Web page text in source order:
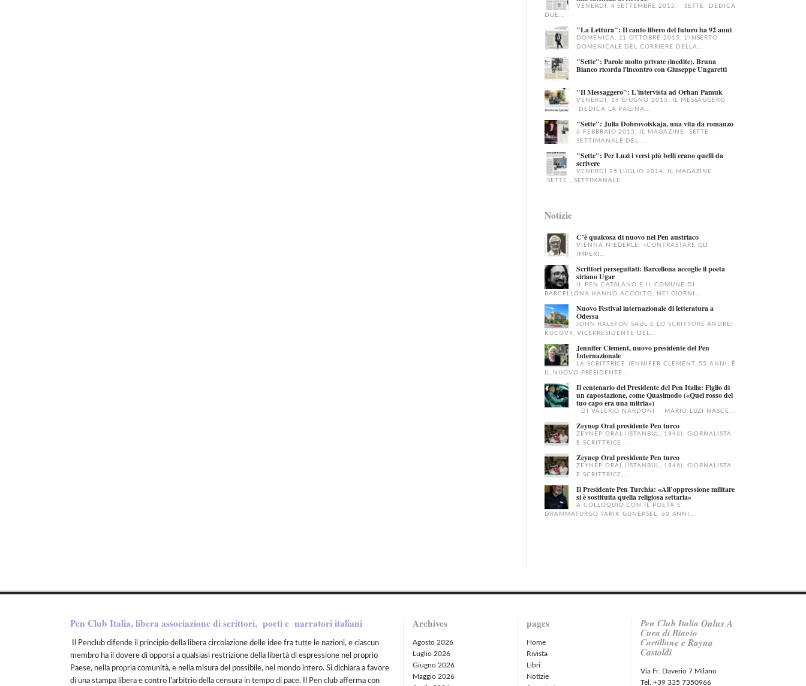
VENERDÌ, 4 SETTEMBRE 2015, SETTE DEDICA
DUE...
"La Lettura": Il canto libero del futuro ha 92 anni
DOMENICA, 11 OTTOBRE 2015, L'INSERTO
DOMENICALE DEL CORRIERE DELLA...
"Sette": Parole molto private (inedite). Bruna
Bianco ricorda l'incontro con Giuseppe Ungaretti
"Il Messaggero": L'intervista ad Orhan Pamuk
VENERDÌ, 19 GIUGNO 2015, IL MESSAGGERO
DEDICA LA PAGINA...
"Sette": Julia Dobrovolskaja, una vita da romanzo
6 FEBBRAIO 2015, IL MAGAZINE SETTE ,
SETTIMANALE DEL ...
"Sette": Per Luzi i versi più belli erano quelli da
scrivere
VENERDÌ 25 LUGLIO 2014, IL MAGAZINE
SETTE , SETTIMANALE...
Notizie
C’è qualcosa di nuovo nel Pen austriaco
VIENNA NIEDERLE: «CONTRASTARE GLI
IMPERI...
Scrittori perseguitati: Barcellona accoglie il poeta
siriano Ugar
IL PEN CATALANO E IL COMUNE DI
BARCELLONA HANNO ACCOLTO, NEI GIORNI...
Nuovo Festival internazionale di letteratura a
Odessa
JOHN RALSTON SAUL E LO SCRITTORE ANDREI
KUCOVY, VICEPRESIDENTE DEL...
Jennifer Clement, nuovo presidente del Pen
Internazionale
LA SCRITTRICE JENNIFER CLEMENT, 55 ANNI, È
IL NUOVO PRESIDENTE...
Il centenario del Presidente del Pen Italia: Figlio di
un capostazione, come Quasimodo («Quel rosso del
tuo capo era una mitria»)
DI VALERIO NARDONI MARIO LUZI NASCE...
Zeynep Oral presidente Pen turco
ZEYNEP ORAL (ISTANBUL, 1946), GIORNALISTA
E SCRITTRICE,...
Zeynep Oral presidente Pen turco
ZEYNEP ORAL (ISTANBUL, 1946), GIORNALISTA
E SCRITTRICE,...
Il Presidente Pen Turchia: «All’oppressione militare
si è sostituita quella religiosa settaria»
A COLLOQUIO CON IL POETA E
DRAMMATURGO TARIK GÜNERSEL, 60 ANNI,...
Pen Club Italia, libera associazione di scrittori, poeti e narratori italiani
Il Penclub difende il principio della libera circolazione delle idee fra tutte le nazioni, e ciascun
membro ha il dovere di opporsi a qualsiasi restrizione della libertà di espressione nel proprio
Paese, nella propria comunità, e nella misura del possibile, nel mondo intero. Si dichiara a favore
di una stampa libera e contro l’arbitrio della censura in tempo di pace. Il Pen club afferma con
Archives
Agosto 2026
Luglio 2026
Giugno 2026
Maggio 2026
pages
Home
Rivista
Libri
Notizie
Pen Club Italia Onlus A
Cura di Biagio
Cartillone e Rayna
Castoldi
Via Fr. Daverio 7 Milano
Tel. +39 335 7350966